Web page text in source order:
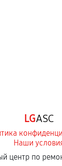
LGASC
Наши
центр по